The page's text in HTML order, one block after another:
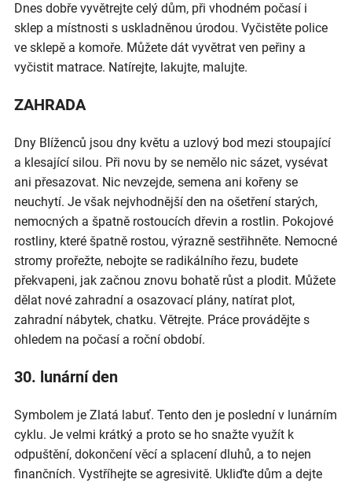
Dnes dobře vyvětrejte celý dům, při vhodném počasí i
sklep a místnosti s uskladněnou úrodou. Vyčistěte police
ve sklepě a komoře. Můžete dát vyvětrat ven peřiny a
vyčistit matrace. Natírejte, lakujte, malujte.
ZAHRADA
Dny Blíženců jsou dny květu a uzlový bod mezi stoupající
a klesající silou. Při novu by se nemělo nic sázet, vysévat
ani přesazovat. Nic nevzejde, semena ani kořeny se
neuchytí. Je však nejvhodnější den na ošetření starých,
nemocných a špatně rostoucích dřevin a rostlin. Pokojové
rostliny, které špatně rostou, výrazně sestřihněte. Nemocné
stromy prořežte, nebojte se radikálního řezu, budete
překvapeni, jak začnou znovu bohatě růst a plodit. Můžete
dělat nové zahradní a osazovací plány, natírat plot,
zahradní nábytek, chatku. Větrejte. Práce provádějte s
ohledem na počasí a roční období.
30. lunární den
Symbolem je Zlatá labuť. Tento den je poslední v lunárním
cyklu. Je velmi krátký a proto se ho snažte využít k
odpuštění, dokončení věcí a splacení dluhů, a to nejen
finančních. Vystříhejte se agresivitě. Ukliďte dům a dejte